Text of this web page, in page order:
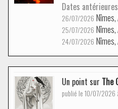
Dates antérieures
26/07/2026
25/07/2026
24/07/2026
Un point sur The
publié le 10/07/2026